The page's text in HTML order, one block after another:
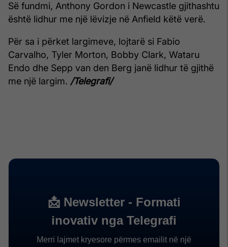
Së fundmi, Anthony Gordon i Newcastle gjithashtu
është lidhur me një lëvizje në Anfield këtë verë.
Për sa i përket largimeve, lojtarë si Fabio
Carvalho, Tyler Morton, Bobby Clark, Wataru
Endo dhe Sepp van den Berg janë lidhur të gjithë
me një largim. /Telegrafi/